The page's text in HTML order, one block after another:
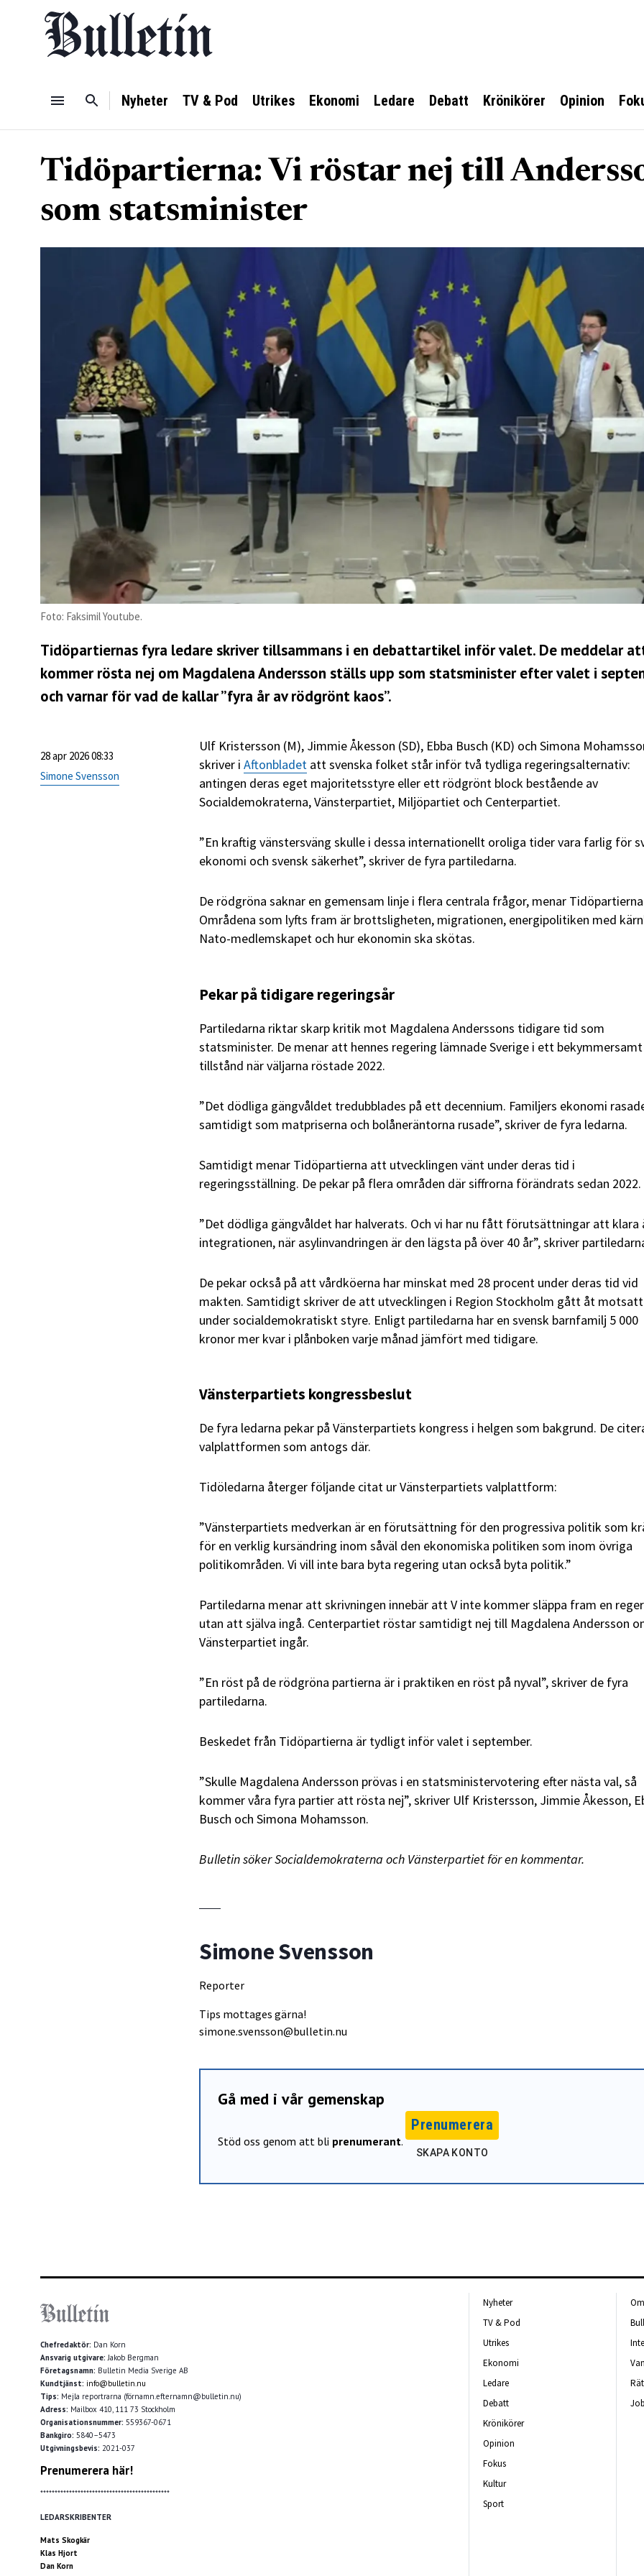
Nyheter TV & Pod Utrikes Ekonomi Ledare Debatt Krönikörer Opinion
Tidöpartierna: Vi röstar nej till
som statsminister
Foto: Faksimil Youtube.
Tidöpartiernas fyra ledare skriver tillsammans i en debattartikel inför valet. De meddelar
kommer rösta nej om Magdalena Andersson ställs upp som statsminister efter valet i
och varnar för vad de kallar ”fyra år av rödgrönt kaos”.
28 apr 2026 08:33
Simone Svensson
Ulf Kristersson (M), Jimmie Åkesson (SD), Ebba Busch (KD) och Simona
skriver i Aftonbladet att svenska folket står inför två tydliga regeringsalternativ:
antingen deras eget majoritetsstyre eller ett rödgrönt block bestående av
Socialdemokraterna, Vänsterpartiet, Miljöpartiet och Centerpartiet.
”En kraftig vänstersväng skulle i dessa internationellt oroliga tider vara farlig för
ekonomi och svensk säkerhet”, skriver de fyra partiledarna.
De rödgröna saknar en gemensam linje i flera centrala frågor, menar
Områdena som lyfts fram är brottsligheten, migrationen, energipolitiken med
Nato-medlemskapet och hur ekonomin ska skötas.
Pekar på tidigare regeringsår
Partiledarna riktar skarp kritik mot Magdalena Anderssons tidigare tid som
statsminister. De menar att hennes regering lämnade Sverige i ett bekymmersamt
tillstånd när väljarna röstade 2022.
”Det dödliga gängvåldet tredubblades på ett decennium. Familjers ekonomi
samtidigt som matpriserna och bolåneräntorna rusade”, skriver de fyra ledarna.
Samtidigt menar Tidöpartierna att utvecklingen vänt under deras tid i
regeringsställning. De pekar på flera områden där siffrorna förändrats sedan 2022.
”Det dödliga gängvåldet har halverats. Och vi har nu fått förutsättningar att klara
integrationen, när asylinvandringen är den lägsta på över 40 år”, skriver
De pekar också på att vårdköerna har minskat med 28 procent under deras tid vid
makten. Samtidigt skriver de att utvecklingen i Region Stockholm gått åt
under socialdemokratiskt styre. Enligt partiledarna har en svensk barnfamilj 5 000
kronor mer kvar i plånboken varje månad jämfört med tidigare.
Vänsterpartiets kongressbeslut
De fyra ledarna pekar på Vänsterpartiets kongress i helgen som bakgrund. De
valplattformen som antogs där.
Tidöledarna återger följande citat ur Vänsterpartiets valplattform:
”Vänsterpartiets medverkan är en förutsättning för den progressiva politik som
för en verklig kursändring inom såväl den ekonomiska politiken som inom övriga
politikområden. Vi vill inte bara byta regering utan också byta politik.”
Partiledarna menar att skrivningen innebär att V inte kommer släppa fram en
utan att själva ingå. Centerpartiet röstar samtidigt nej till Magdalena Andersson
Vänsterpartiet ingår.
”En röst på de rödgröna partierna är i praktiken en röst på nyval”, skriver de fyra
partiledarna.
Beskedet från Tidöpartierna är tydligt inför valet i september.
”Skulle Magdalena Andersson prövas i en statsministervotering efter nästa val, så
kommer våra fyra partier att rösta nej”, skriver Ulf Kristersson, Jimmie Åkesson,
Busch och Simona Mohamsson.
Bulletin söker Socialdemokraterna och Vänsterpartiet för en kommentar.
Simone Svensson
Reporter
Tips mottages gärna!
simone.svensson@bulletin.nu
Gå med i vår gemenskap
Stöd oss genom att bli prenumerant.
Prenumerera
SKAPA KONTO
Chefredaktör: Dan Korn
Ansvarig utgivare: Jakob Bergman
Företagsnamn: Bulletin Media Sverige AB
Kundtjänst: info@bulletin.nu
Tips: Mejla reportrarna (förnamn.efternamn@bulletin.nu)
Adress: Mailbox 410, 111 73 Stockholm
Organisationsnummer: 559367-0671
Bankgiro: 5840–5473
Utgivningsbevis: 2021-037
Prenumerera här!
*********************************************
LEDARSKRIBENTER
Mats Skogkär
Klas Hjort
Dan Korn
Nyheter
TV & Pod
Utrikes
Ekonomi
Ledare
Debatt
Krönikörer
Opinion
Fokus
Kultur
Sport